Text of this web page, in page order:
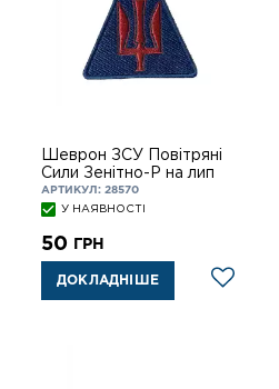
Шеврон ЗСУ Повітряні
Сили Зенітно-Р на лип
АРТИКУЛ: 28570
У НАЯВНОСТІ
50 ГРН
ДОКЛАДНІШЕ